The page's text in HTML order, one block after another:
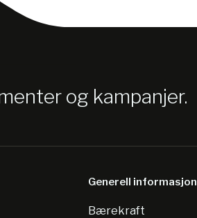
og kampanjer.
Generell informasjon
Bærekraft